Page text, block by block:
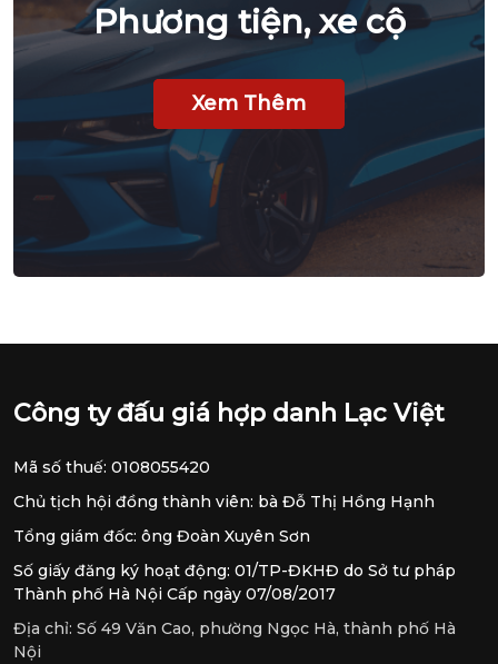
Phương tiện, xe cộ
Xem Thêm
Công ty đấu giá hợp danh Lạc Việt
Mã số thuế: 0108055420
Chủ tịch hội đồng thành viên: bà Đỗ Thị Hồng Hạnh
Tổng giám đốc: ông Đoàn Xuyên Sơn
Số giấy đăng ký hoạt động: 01/TP-ĐKHĐ do Sở tư pháp
Thành phố Hà Nội Cấp ngày 07/08/2017
Địa chỉ: Số 49 Văn Cao, phường Ngọc Hà, thành phố Hà
Nội